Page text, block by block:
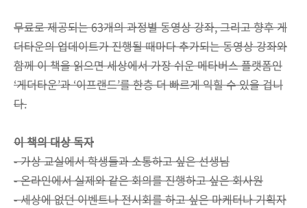
무료로 제공되는 63개의 과정별 동영상 강좌, 그리고 향후 게
더타운의 업데이트가 진행될 때마다 추가되는 동영상 강좌와
함께 이 책을 읽으면 세상에서 가장 쉬운 메타버스 플랫폼인
‘게더타운’과 ‘이프랜드’를 한층 더 빠르게 익힐 수 있을 겁니
다.
이 책의 대상 독자
- 가상 교실에서 학생들과 소통하고 싶은 선생님
-온라인에서 실제와 같은 회의를 진행하고 싶은 회사원
-세상에 없던 이벤트나 전시회를 하고 싶은 마케터나 기획자